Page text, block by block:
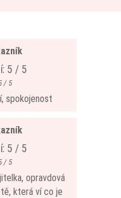
/ 5
spokojenost
/ 5
opravdová
která ví co je